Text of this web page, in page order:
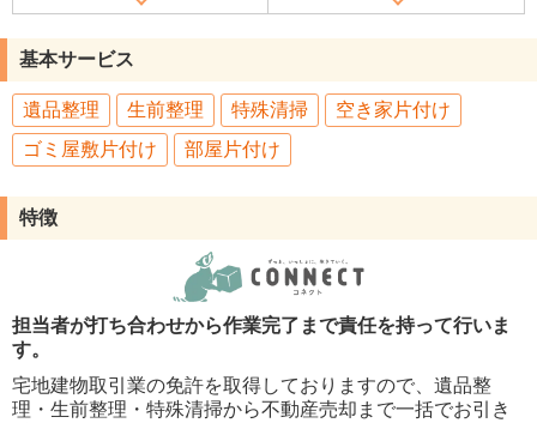
基本サービス
遺品整理 生前整理 特殊清掃
空き家片付け
ゴミ屋敷片付け
部屋片付け
特徴
担当者が打ち合わせから作業完了まで責任を持って行いま
す。
宅地建物取引業の免許を取得しておりますので、遺品整
理・生前整理・特殊清掃から不動産売却まで一括でお引き